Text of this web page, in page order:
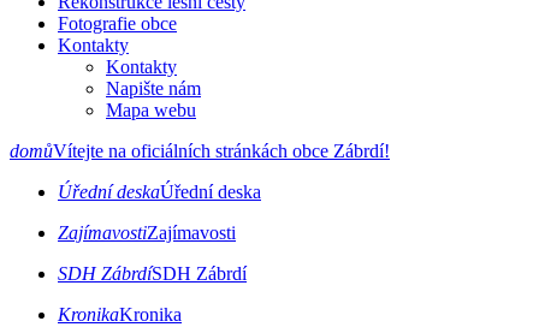
Fotografie obce
Kontakty
Kontakty
Napište nám
Mapa webu
domůVítejte na oficiálních stránkách obce Zábrdí!
Úřední deskaÚřední deska
ZajímavostiZajímavosti
SDH ZábrdíSDH Zábrdí
KronikaKronika